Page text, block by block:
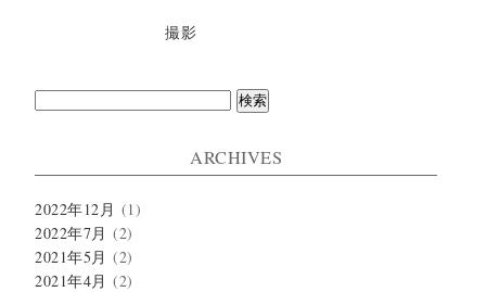
撮影
検
ARCHIVES
2022年12月 (1)
2022年7月 (2)
2021年5月 (2)
2021年4月 (2)